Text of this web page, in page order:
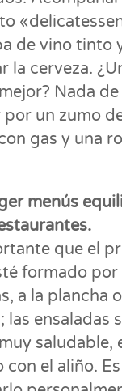
de vino tinto
la cerveza.
Nada
por un zumo
gas y una
menús
que el
formado por
a la plancha o
las ensaladas
saludable,
con el aliño.